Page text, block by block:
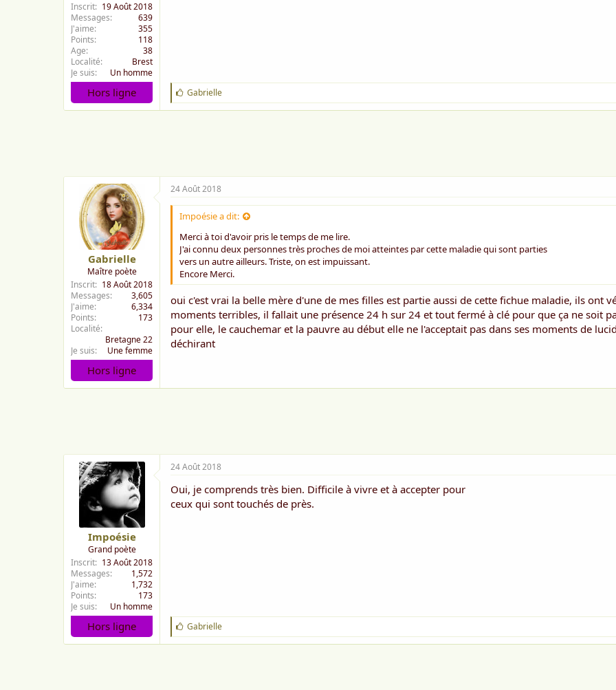
Inscrit
19 Août 2018
Messages
639
J'aime
355
Points
118
Age
38
Localité
Brest
Je suis
Un homme
Hors ligne
J
'
a
Gabrielle
Gabrielle
Maître poète
Inscrit
18 Août 2018
Messages
3,605
J'aime
6,334
Points
173
Localité
Bretagne 22
Je suis
Une femme
Hors ligne
24 Août 2018
Impoésie a dit:
Merci à toi d'avoir pris le temps de me lire.
J'ai connu deux personnes très proches de moi atteintes par cette maladie qui sont parties
vers un autre ailleurs. Triste, on est impuissant.
Encore Merci.
oui c'est vrai la belle mère d'une de mes filles est partie aussi de cette fichue maladie, ils ont
moments terribles, il fallait une présence 24 h sur 24 et tout fermé à clé pour que ça ne soit
pour elle, le cauchemar et la pauvre au début elle ne l'acceptait pas dans ses moments de
déchirant
Impoésie
Grand poète
Inscrit
13 Août 2018
Messages
1,572
J'aime
1,732
Points
173
Je suis
Un homme
Hors ligne
24 Août 2018
Oui, je comprends très bien. Difficile à vivre et à accepter pour
ceux qui sont touchés de près.
J
'
a
Gabrielle